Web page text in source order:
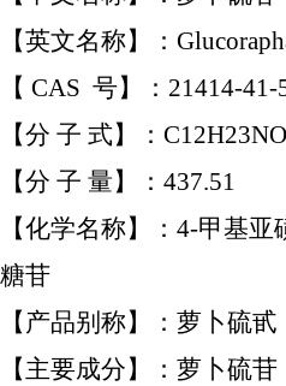
【英文名称】：
【 CAS 号】：21414-41-
【分 子 式】：
【分 子 量】：437.51
【化学名称】：4-甲基
糖苷
【产品别称】：萝卜硫甙
【主要成分】：萝卜硫苷